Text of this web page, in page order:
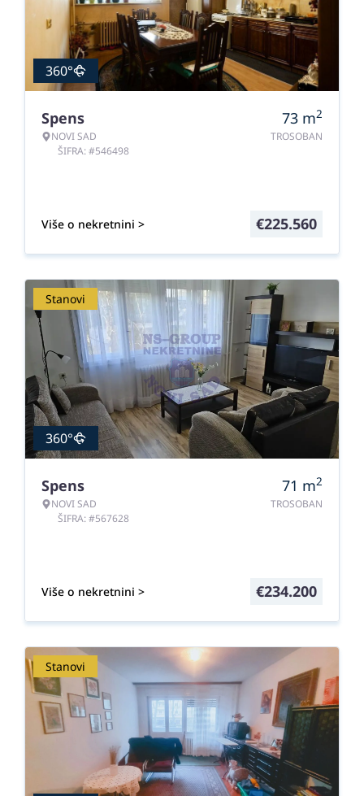
360°
Spens
NOVI SAD
ŠIFRA: #546498
73 m2
TROSOBAN
Više o nekretnini > €225.560
Stanovi
360°
Spens
NOVI SAD
ŠIFRA: #567628
71 m2
TROSOBAN
Više o nekretnini > €234.200
Stanovi